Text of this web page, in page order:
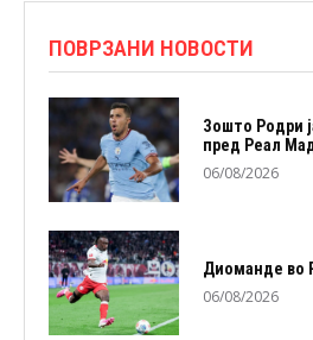
ПОВРЗАНИ НОВОСТИ
Зошто Родри
пред Реал
06/08/2026
Диоманде во
06/08/2026